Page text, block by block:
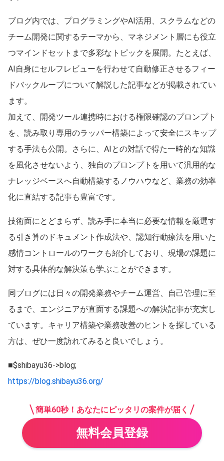
ブログ内では、プログラミングやAI活用、スクラムなどの
チーム開発に関するテーマから、マネジメント層にも役立
つマインドセットまで多彩なトピックを展開。たとえば、
AI自身にセルフレビューを行わせて自動修正させるフィー
ドバックループについて解説した記事などが掲載されてい
ます。
加えて、開発ツール連携時における権限確認のプロンプト
を、読み取り専用のラッパー構築によって安全にスキップ
する手法も公開。さらに、AIとの対話で得た一時的な知識
を風化させないよう、独自のプロンプトを用いて汎用的な
ナレッジベースへ自動構築するノウハウなど、業務の効率
化に直結する記事も豊富です。
技術面にとどまらず、読み手に本当に必要な情報を厳選す
る引き算のドキュメント作成法や、認知行動療法を用いた
感情コントロールのワークも紹介しており、現場の課題に
対する具体的な解決策も学ぶことができます。
同ブログには日々の開発業務やチーム運営、自己管理に至
るまで、エンジニアが直面する課題への解決記事が充実し
ています。キャリア構築や業務改善のヒントを探している
方は、ぜひ一度訪れてみると良いでしょう。
■$shibayu36->blog;
https://blog.shibayu36.org/
簡単60秒！あなたにピッタリの案件が届く
無料会員登録